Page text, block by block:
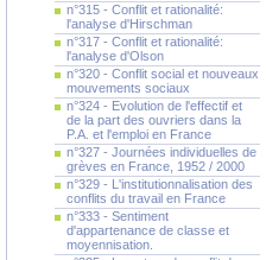
n°315 - Conflit et rationalité:
l'analyse d'Hirschman
n°317 - Conflit et rationalité:
l'analyse d'Olson
n°320 - Conflit social et nouveaux
mouvements sociaux
n°324 - Evolution de l'effectif et
de la part des ouvriers dans la
P.A. et l'emploi en France
n°327 - Journées individuelles de
grèves en France, 1952 / 2000
n°329 - L'institutionnalisation des
conflits du travail en France
n°333 - Sentiment
d'appartenance de classe et
moyennisation.